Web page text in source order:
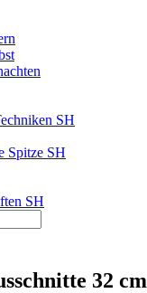
SH
Spitze SH
SH
32 cm